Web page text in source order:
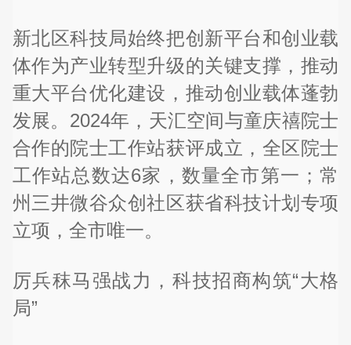
新北区科技局始终把创新平台和创业载
体作为产业转型升级的关键支撑，推动
重大平台优化建设，推动创业载体蓬勃
发展。2024年，天汇空间与童庆禧院士
合作的院士工作站获评成立，全区院士
工作站总数达6家，数量全市第一；常
州三井微谷众创社区获省科技计划专项
立项，全市唯一。
厉兵秣马强战力，科技招商构筑“大格
局”